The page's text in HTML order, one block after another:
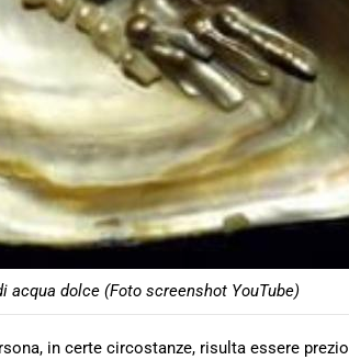
acqua dolce (Foto screenshot YouTube)
in certe circostanze, risulta essere